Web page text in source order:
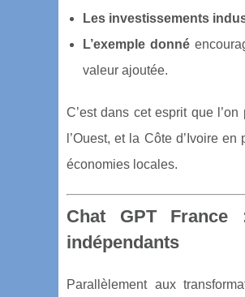
Les investissements
L’exemple donné
valeur ajoutée.
C’est dans cet esprit que
l’Ouest, et la Côte d’Ivoire
économies locales.
Chat GPT
indépendants
Parallèlement aux